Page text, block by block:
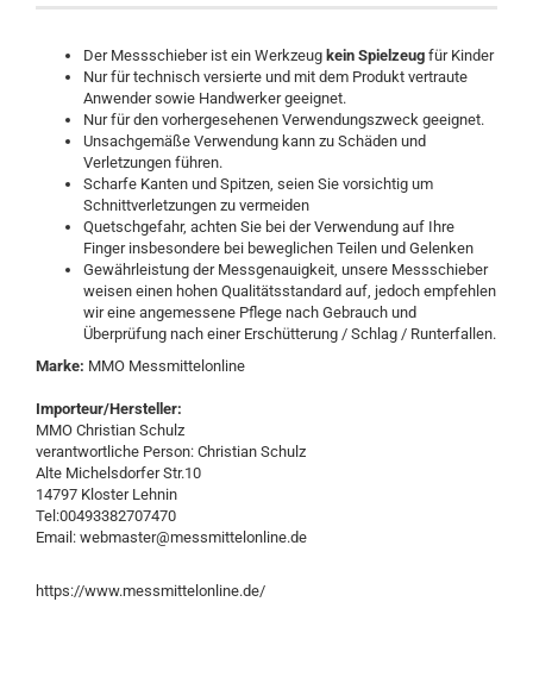
Der Messschieber ist ein Werkzeug kein Spielzeug für Kinder
Nur für technisch versierte und mit dem Produkt vertraute
Anwender sowie Handwerker geeignet.
Nur für den vorhergesehenen Verwendungszweck geeignet.
Unsachgemäße Verwendung kann zu Schäden und
Verletzungen führen.
Scharfe Kanten und Spitzen, seien Sie vorsichtig um
Schnittverletzungen zu vermeiden
Quetschgefahr, achten Sie bei der Verwendung auf Ihre
Finger insbesondere bei beweglichen Teilen und Gelenken
Gewährleistung der Messgenauigkeit, unsere Messschieber
weisen einen hohen Qualitätsstandard auf, jedoch empfehlen
wir eine angemessene Pflege nach Gebrauch und
Überprüfung nach einer Erschütterung / Schlag / Runterfallen.
Marke: MMO Messmittelonline
Importeur/Hersteller:
MMO Christian Schulz
verantwortliche Person: Christian Schulz
Alte Michelsdorfer Str.10
14797 Kloster Lehnin
Tel:00493382707470
Email: webmaster@messmittelonline.de
https://www.messmittelonline.de/